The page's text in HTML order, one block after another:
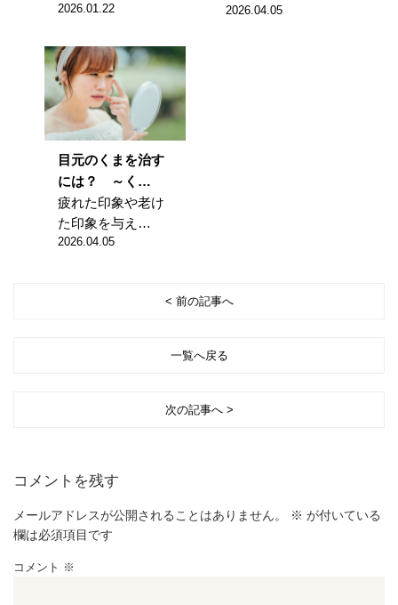
2026.01.22 2026.04.05
目元のくまを治す
には？ ～く…
疲れた印象や老け
た印象を与え…
2026.04.05
< 前の記事へ
一覧へ戻る
次の記事へ >
コメントを残す
メールアドレスが公開されることはありません。 ※ が付いている
欄は必須項目です
コメント ※